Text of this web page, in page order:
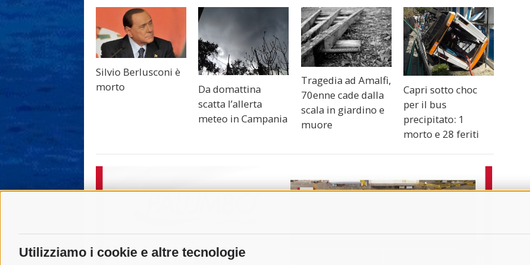
Utilizziamo i cookie e altre tecnologie
Silvio Berlusconi è
morto
Da domattina
scatta l’allerta
meteo in Campania
Tragedia ad Amalfi,
70enne cade dalla
scala in giardino e
muore
Capri sotto choc
per il bus
precipitato: 1
morto e 28 feriti